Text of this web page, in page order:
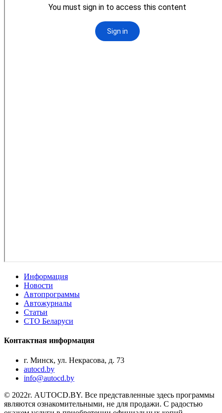
Информация
Новости
Автопрограммы
Автожурналы
Статьи
СТО Беларуси
Контактная информация
г. Минск, ул. Некрасова, д. 73
autocd.by
info@autocd.by
© 2022г. AUTOCD.BY. Все представленные здесь программы
являются ознакомительными, не для продажи. С радостью